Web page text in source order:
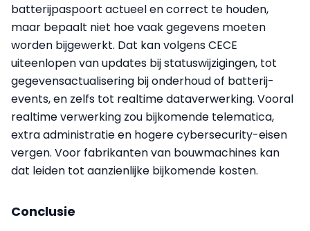
batterijpaspoort actueel en correct te houden,
maar bepaalt niet hoe vaak gegevens moeten
worden bijgewerkt. Dat kan volgens CECE
uiteenlopen van updates bij statuswijzigingen, tot
gegevensactualisering bij onderhoud of batterij-
events, en zelfs tot realtime dataverwerking. Vooral
realtime verwerking zou bijkomende telematica,
extra administratie en hogere cybersecurity-eisen
vergen. Voor fabrikanten van bouwmachines kan
dat leiden tot aanzienlijke bijkomende kosten.
Conclusie